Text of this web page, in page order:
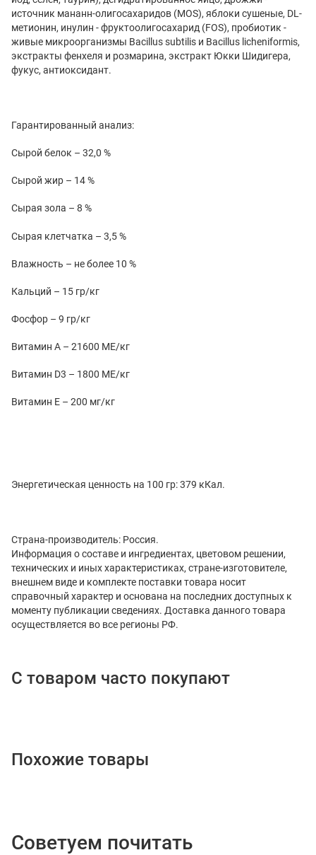
источник мананн-олигосахаридов (MOS), яблоки сушеные, DL-
метионин, инулин - фруктоолигосахарид (FOS), пробиотик -
живые микроорганизмы Bacillus subtilis и Bacillus licheniformis,
экстракты фенхеля и розмарина, экстракт Юкки Шидигера,
фукус, антиоксидант.
Гарантированный анализ:
Сырой белок – 32,0 %
Сырой жир – 14 %
Сырая зола – 8 %
Сырая клетчатка – 3,5 %
Влажность – не более 10 %
Кальций – 15 гр/кг
Фосфор – 9 гр/кг
Витамин А – 21600 МЕ/кг
Витамин D3 – 1800 МЕ/кг
Витамин Е – 200 мг/кг
Энергетическая ценность на 100 гр: 379 кКал.
Страна-производитель: Россия.
Информация о составе и ингредиентах, цветовом решении,
технических и иных характеристиках, стране-изготовителе,
внешнем виде и комплекте поставки товара носит
справочный характер и основана на последних доступных к
моменту публикации сведениях. Доставка данного товара
осуществляется во все регионы РФ.
С товаром часто покупают
Похожие товары
Советуем почитать